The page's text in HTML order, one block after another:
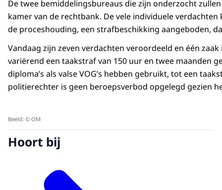
De twee bemiddelingsbureaus die zijn onderzocht
kamer van de rechtbank. De vele individuele
de proceshouding, een strafbeschikking aangeboden,
Vandaag zijn zeven verdachten veroordeeld en één
variërend een taakstraf van 150 uur en twee maanden
diploma’s als valse VOG’s hebben gebruikt, tot een
politierechter is geen beroepsverbod opgelegd gezien
Beeld: © OM
Hoort bij